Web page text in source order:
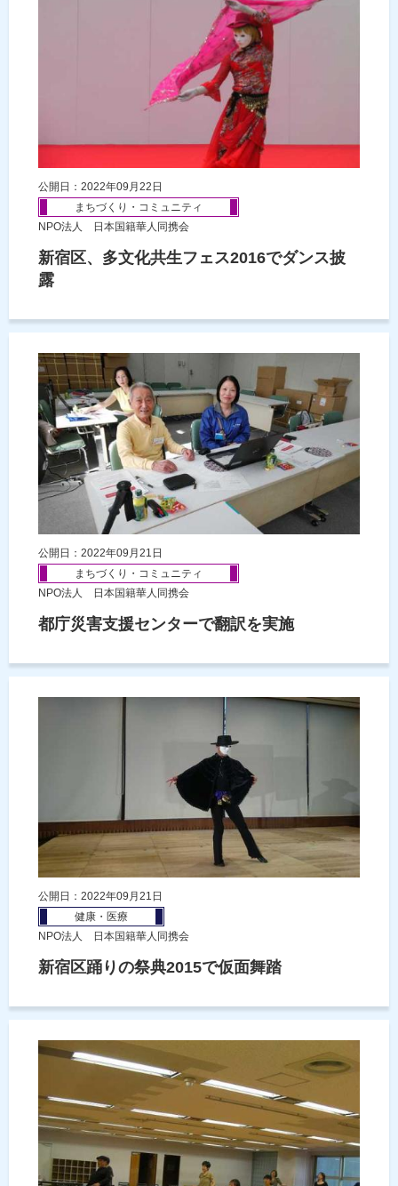
公開日：2022年09月22日
まちづくり・コミュニティ
NPO法人 日本国籍華人同携会
新宿区、多文化共生フェス2016でダンス披
露
公開日：2022年09月21日
まちづくり・コミュニティ
NPO法人 日本国籍華人同携会
都庁災害支援センターで翻訳を実施
公開日：2022年09月21日
健康・医療
NPO法人 日本国籍華人同携会
新宿区踊りの祭典2015で仮面舞踏